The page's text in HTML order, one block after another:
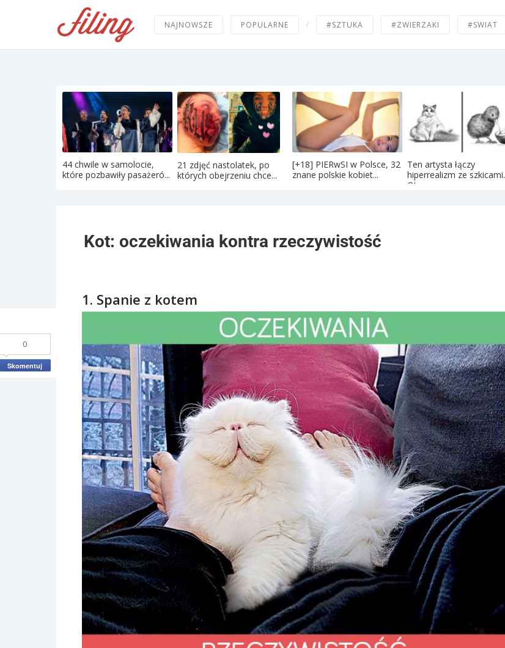
NAJNOWSZE POPULARNE / #SZTUKA #ZWIERZAKI #SWIAT
44 chwile w samolocie,
które pozbawiły pasażeró...
21 zdjęć nastolatek, po
których obejrzeniu chce...
[+18] PIERwSI w Polsce, 32
znane polskie kobiet...
Ten artysta łączy
hiperrealizm ze szkicami.
Oto...
Kot: oczekiwania kontra rzeczywistość
0
Skomentuj
1. Spanie z kotem